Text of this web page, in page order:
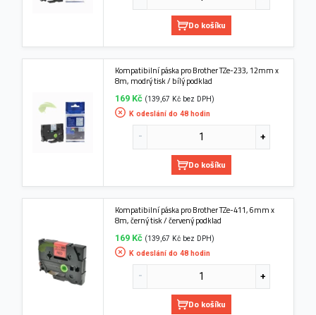
Do košíku
Kompatibilní páska pro Brother TZe-233, 12mm x
8m, modrý tisk / bílý podklad
169 Kč (139,67 Kč bez DPH)
K odeslání do 48 hodin
Do košíku
Kompatibilní páska pro Brother TZe-411, 6mm x
8m, černý tisk / červený podklad
169 Kč (139,67 Kč bez DPH)
K odeslání do 48 hodin
Do košíku